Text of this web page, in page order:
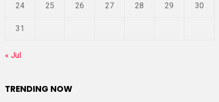
24 25 26 27 28 29 30
31
« Jul
TRENDING NOW